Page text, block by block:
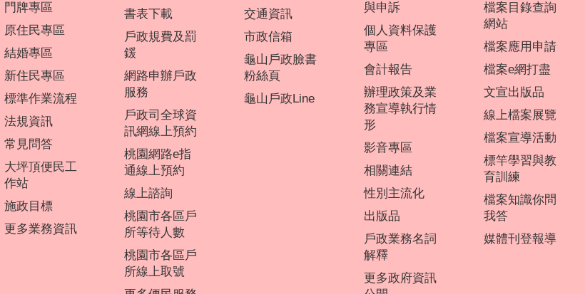
門牌專區
原住民專區
結婚專區
新住民專區
標準作業流程
法規資訊
常見問答
大坪頂便民工
作站
施政目標
更多業務資訊
書表下載
戶政規費及罰
鍰
網路申辦戶政
服務
戶政司全球資
訊網線上預約
桃園網路e指
通線上預約
線上諮詢
桃園市各區戶
所等待人數
桃園市各區戶
所線上取號
交通資訊
市政信箱
龜山戶政臉書
粉絲頁
龜山戶政Line
與申訴
個人資料保護
專區
會計報告
辦理政策及業
務宣導執行情
形
影音專區
相關連結
性別主流化
出版品
戶政業務名詞
解釋
更多政府資訊
檔案目錄查詢
網站
檔案應用申請
檔案e網打盡
文宣出版品
線上檔案展覽
檔案宣導活動
標竿學習與教
育訓練
檔案知識你問
我答
媒體刊登報導